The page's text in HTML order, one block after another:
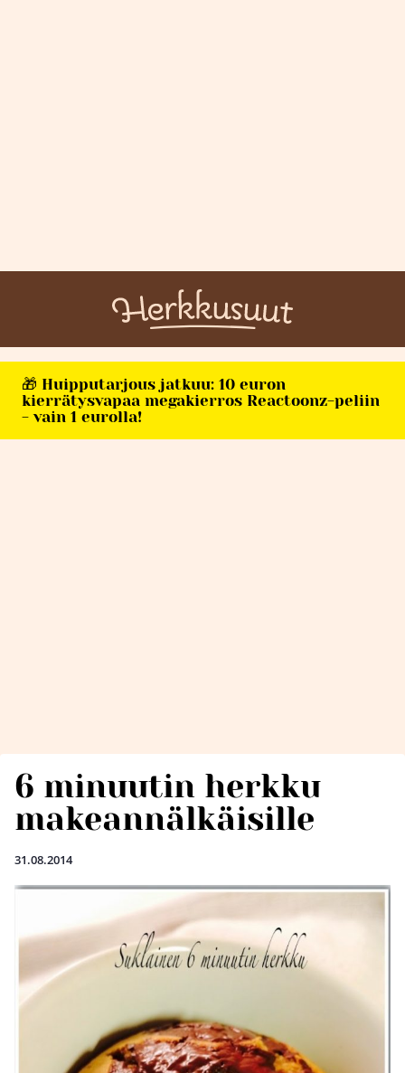
🎁 Huipputarjous jatkuu: 10 euron
kierrätysvapaa megakierros Reactoonz-peliin
- vain 1 eurolla!
6 minuutin herkku
makeannälkäisille
31.08.2014